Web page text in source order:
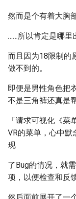
然而是个有着大胸
……所以肯定是哪里
而且因为18限制的
做不到的。
即便是男性角色把
不是三角裤还真是
「请求可视化《
VR的菜单，心中默
现
了Bug的情况，就
项，以便检查和反馈